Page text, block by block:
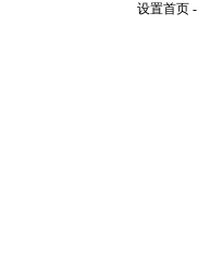
设置首页-